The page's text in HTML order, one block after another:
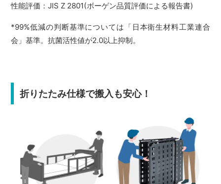
性能評価：JIS Z 2801(ボーゲン品質評価による報告書)
*99%低減の判断基準については「日本衛生材料工業連合
会」基準。抗菌活性値が2.0以上抑制。
折りたたみ仕様で搬入も安心！